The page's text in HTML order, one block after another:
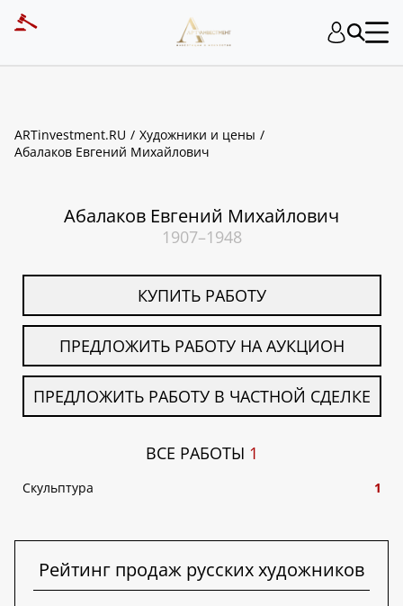
ARTinvestment.RU
Художники и цены
Абалаков Евгений Михайлович
Абалаков Евгений Михайлович
1907–1948
КУПИТЬ РАБОТУ
ПРЕДЛОЖИТЬ РАБОТУ НА АУКЦИОН
ПРЕДЛОЖИТЬ РАБОТУ В ЧАСТНОЙ СДЕЛКЕ
ВСЕ РАБОТЫ 1
Скульптура 1
Рейтинг продаж русских художников